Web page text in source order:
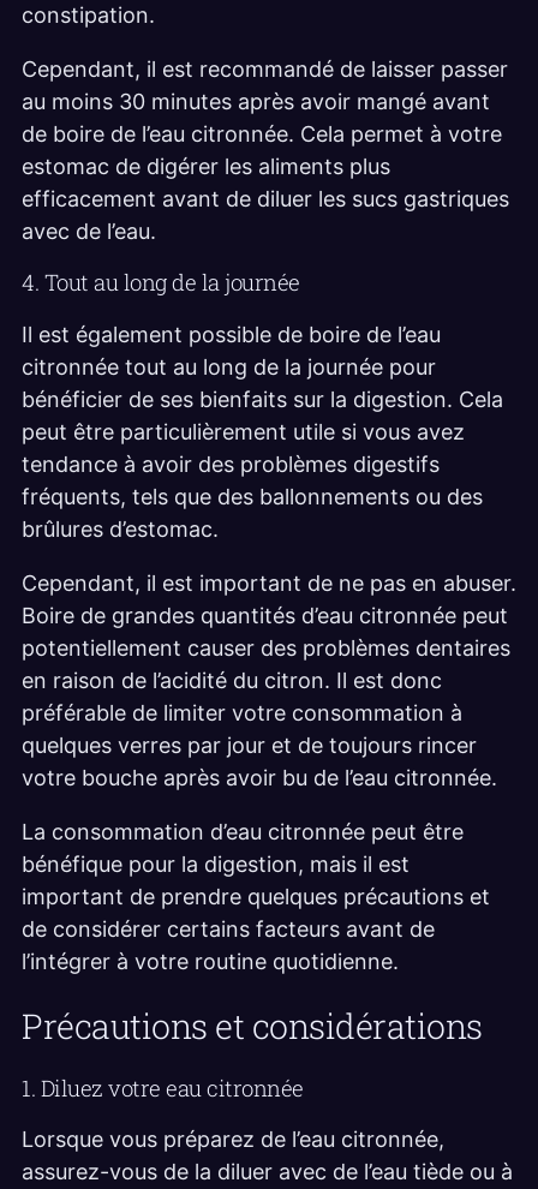
constipation.
Cependant, il est recommandé de laisser passer
au moins 30 minutes après avoir mangé avant
de boire de l’eau citronnée. Cela permet à votre
estomac de digérer les aliments plus
efficacement avant de diluer les sucs gastriques
avec de l’eau.
4. Tout au long de la journée
Il est également possible de boire de l’eau
citronnée tout au long de la journée pour
bénéficier de ses bienfaits sur la digestion. Cela
peut être particulièrement utile si vous avez
tendance à avoir des problèmes digestifs
fréquents, tels que des ballonnements ou des
brûlures d’estomac.
Cependant, il est important de ne pas en abuser.
Boire de grandes quantités d’eau citronnée peut
potentiellement causer des problèmes dentaires
en raison de l’acidité du citron. Il est donc
préférable de limiter votre consommation à
quelques verres par jour et de toujours rincer
votre bouche après avoir bu de l’eau citronnée.
La consommation d’eau citronnée peut être
bénéfique pour la digestion, mais il est
important de prendre quelques précautions et
de considérer certains facteurs avant de
l’intégrer à votre routine quotidienne.
Précautions et considérations
1. Diluez votre eau citronnée
Lorsque vous préparez de l’eau citronnée,
assurez-vous de la diluer avec de l’eau tiède ou à